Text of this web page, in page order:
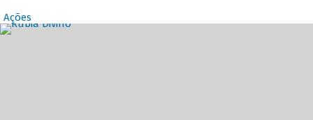
Ações
Destaques